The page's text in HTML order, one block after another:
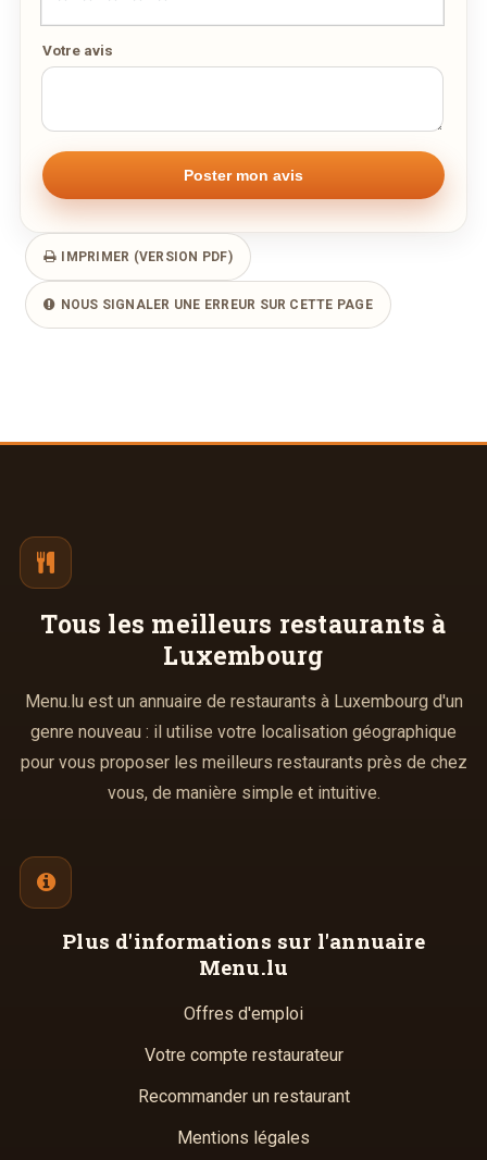
Votre avis
IMPRIMER (VERSION PDF)
NOUS SIGNALER UNE ERREUR SUR CETTE PAGE
Tous les meilleurs restaurants à
Luxembourg
Menu.lu est un annuaire de restaurants à Luxembourg d'un
genre nouveau : il utilise votre localisation géographique
pour vous proposer les meilleurs restaurants près de chez
vous, de manière simple et intuitive.
Plus d'informations sur l'annuaire
Menu.lu
Offres d'emploi
Votre compte restaurateur
Recommander un restaurant
Mentions légales